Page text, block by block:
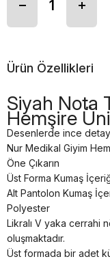
Ürün Özellikleri
Siyah Nota
Hemşire
Desenlerde ince
Nur Medikal Giyim
Öne Çıkarın
Üst Forma Kumaş
Alt Pantolon Kumaş
Polyester
Likralı V yaka cerrahi
oluşmaktadır.
Üst formada bir adet